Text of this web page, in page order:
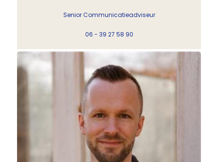
Senior Communicatieadviseur
06 - 39 27 58 90